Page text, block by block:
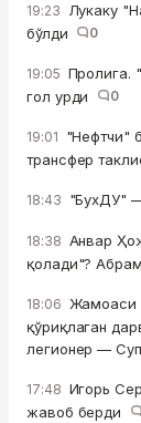
19:23 Лукаку
бўлди
0
19:05 Пролига.
гол урди
0
19:01 "Нефтчи"
трансфер
18:43 "БухДУ"
18:38 Анвар
қолади"?
18:06 Жамоаси
қўриқлаган
легионер —
17:48 Игорь
жавоб берди